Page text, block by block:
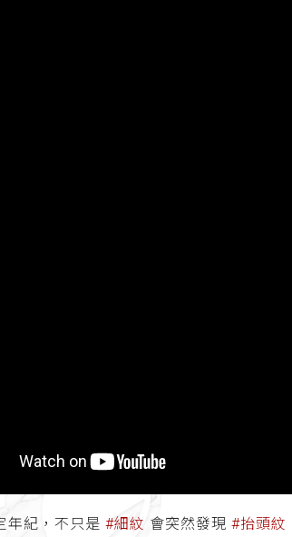
年紀，不只是#細紋 會突然發現#抬頭紋